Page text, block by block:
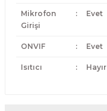
Mikrofon
Girişi
: Evet
ONVIF : Evet
Isıtıcı : Hayır